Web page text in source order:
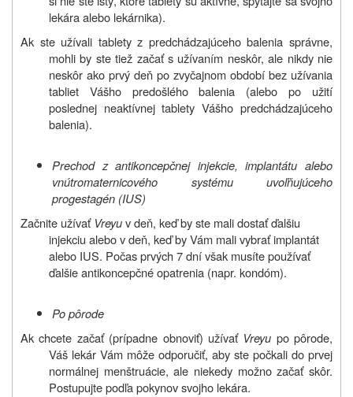
lekára alebo lekárnika).
Ak ste užívali tablety z predchádzajúceho balenia správne,
mohli by ste tiež začať s užívaním neskôr, ale nikdy nie
neskôr ako prvý deň po zvyčajnom období bez užívania
tabliet Vášho predošlého balenia (alebo po užití
poslednej neaktívnej tablety Vášho predchádzajúceho
balenia).
Prechod z antikoncepčnej injekcie, implantátu alebo
vnútromaternicového systému uvoľňujúceho
progestagén (IUS)
Začnite užívať Vreyuv deň, keď by ste mali dostať ďalšiu
injekciu alebo v deň, keď by Vám mali vybrať implantát
alebo IUS. Počas prvých 7 dní však musíte používať
ďalšie antikoncepčné opatrenia (napr. kondóm).
Po pôrode
Ak chcete začať (prípadne obnoviť) užívať Vreyu po pôrode,
Váš lekár Vám môže odporučiť, aby ste počkali do prvej
normálnej menštruácie, ale niekedy možno začať skôr.
Postupujte podľa pokynov svojho lekára.